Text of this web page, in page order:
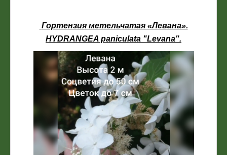
Гортензия метельчатая «Левана».
HYDRANGEA paniculata "Levana".